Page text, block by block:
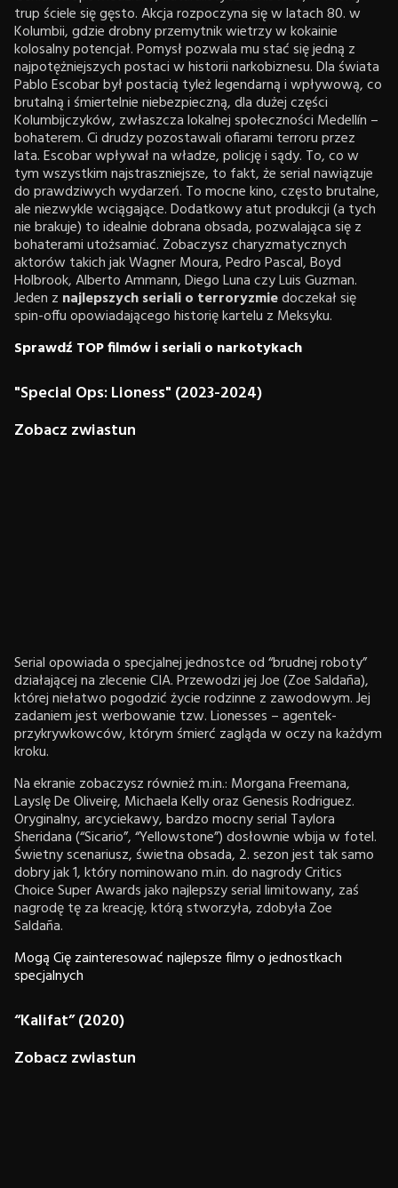
trup ściele się gęsto. Akcja rozpoczyna się w latach 80. w
Kolumbii, gdzie drobny przemytnik wietrzy w kokainie
kolosalny potencjał. Pomysł pozwala mu stać się jedną z
najpotężniejszych postaci w historii narkobiznesu. Dla świata
Pablo Escobar był postacią tyleż legendarną i wpływową, co
brutalną i śmiertelnie niebezpieczną, dla dużej części
Kolumbijczyków, zwłaszcza lokalnej społeczności Medellín –
bohaterem. Ci drudzy pozostawali ofiarami terroru przez
lata. Escobar wpływał na władze, policję i sądy. To, co w
tym wszystkim najstraszniejsze, to fakt, że serial nawiązuje
do prawdziwych wydarzeń. To mocne kino, często brutalne,
ale niezwykle wciągające. Dodatkowy atut produkcji (a tych
nie brakuje) to idealnie dobrana obsada, pozwalająca się z
bohaterami utożsamiać. Zobaczysz charyzmatycznych
aktorów takich jak Wagner Moura, Pedro Pascal, Boyd
Holbrook, Alberto Ammann, Diego Luna czy Luis Guzman.
Jeden z najlepszych seriali o terroryzmiedoczekał się
spin-offu opowiadającego historię kartelu z Meksyku.
Sprawdź TOP filmów i seriali o narkotykach
"Special Ops: Lioness" (2023-2024)
Zobacz zwiastun
Serial opowiada o specjalnej jednostce od “brudnej roboty”
działającej na zlecenie CIA. Przewodzi jej Joe (Zoe Saldaña),
której niełatwo pogodzić życie rodzinne z zawodowym. Jej
zadaniem jest werbowanie tzw. Lionesses – agentek-
przykrywkowców, którym śmierć zagląda w oczy na każdym
kroku.
Na ekranie zobaczysz również m.in.: Morgana Freemana,
Layslę De Oliveirę, Michaela Kelly oraz Genesis Rodriguez.
Oryginalny, arcyciekawy, bardzo mocny serial Taylora
Sheridana (“Sicario”, “Yellowstone”) dosłownie wbija w fotel.
Świetny scenariusz, świetna obsada, 2. sezon jest tak samo
dobry jak 1, który nominowano m.in. do nagrody Critics
Choice Super Awards jako najlepszy serial limitowany, zaś
nagrodę tę za kreację, którą stworzyła, zdobyła Zoe
Saldaña.
Mogą Cię zainteresować najlepsze filmy o jednostkach
specjalnych
“Kalifat” (2020)
Zobacz zwiastun